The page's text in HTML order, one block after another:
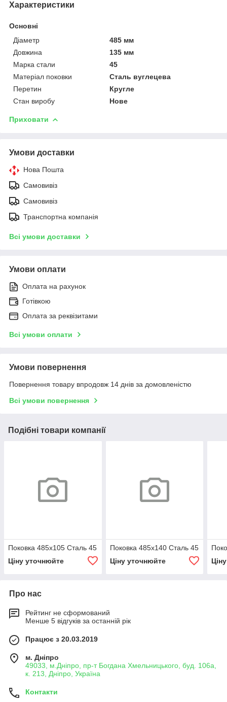
Характеристики
Основні
Діаметр
485 мм
Довжина
135 мм
Марка стали
45
Матеріал поковки
Сталь вуглецева
Перетин
Кругле
Стан виробу
Нове
Приховати
Умови доставки
Нова Пошта
Самовивіз
Самовивіз
Транспортна компанія
Всі умови доставки
Умови оплати
Оплата на рахунок
Готівкою
Оплата за реквізитами
Всі умови оплати
Умови повернення
Повернення товару впродовж 14 днів за домовленістю
Всі умови повернення
Подібні товари компанії
Поковка 485х105 Сталь 45
Ціну уточнюйте
Поковка 485х140 Сталь 45
Ціну уточнюйте
Про нас
Рейтинг не сформований
Менше 5 відгуків за останній рік
Працює з 20.03.2019
м. Дніпро
49033, м.Дніпро, пр-т Богдана Хмельницького, буд. 106а,
к. 213, Дніпро, Україна
Контакти